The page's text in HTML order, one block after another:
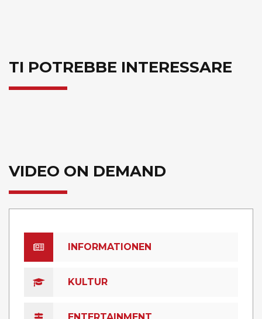
TI POTREBBE INTERESSARE
VIDEO ON DEMAND
INFORMATIONEN
KULTUR